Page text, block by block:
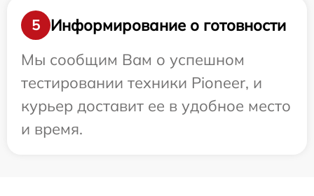
5
Информирование о готовности
Мы сообщим Вам о успешном
тестировании техники Pioneer, и
курьер доставит ее в удобное место
и время.